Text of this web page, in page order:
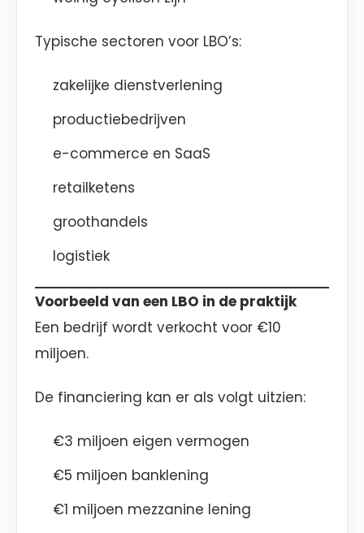
Typische sectoren voor LBO’s:
zakelijke dienstverlening
productiebedrijven
e-commerce en SaaS
retailketens
groothandels
logistiek
Voorbeeld van een LBO in de praktijk
Een bedrijf wordt verkocht voor €10
miljoen.
De financiering kan er als volgt uitzien:
€3 miljoen eigen vermogen
€5 miljoen banklening
€1 miljoen mezzanine lening